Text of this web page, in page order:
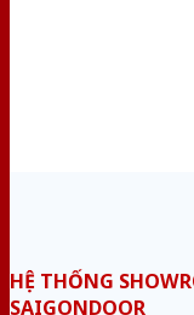
HỆ THỐNG
SAIGONDOOR